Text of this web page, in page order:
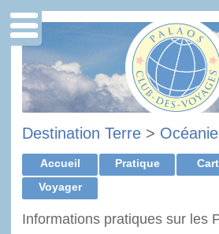
Destination Terre > Océanie
Accueil Pratique
Voyager
Informations pratiques sur les